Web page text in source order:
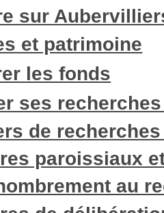
sur
et patrimoine
les fonds
ses
de
paroissiaux
au